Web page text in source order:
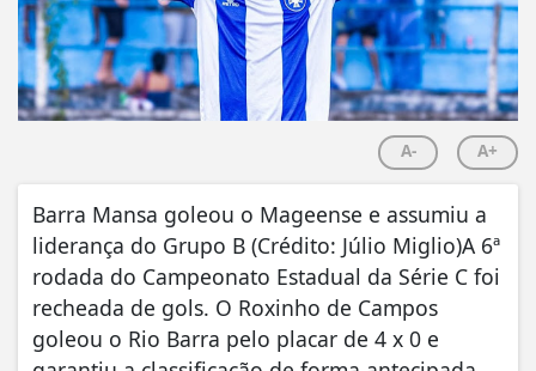
A- A+
Barra Mansa goleou o Mageense e assumiu a
liderança do Grupo B (Crédito: Júlio Miglio)A 6ª
rodada do Campeonato Estadual da Série C foi
recheada de gols. O Roxinho de Campos
goleou o Rio Barra pelo placar de 4 x 0 e